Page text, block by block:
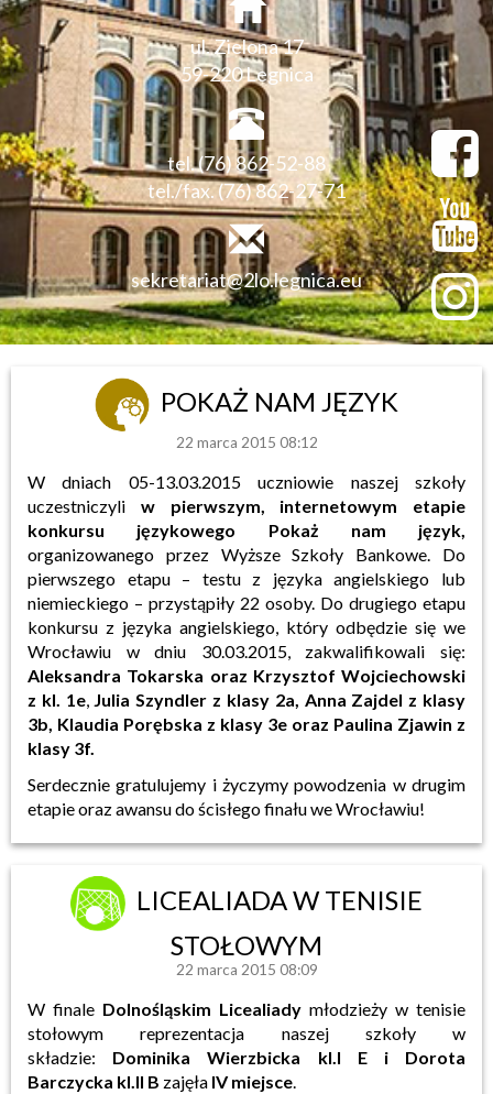
ul. Zielona 17
59-220 Legnica
tel. (76) 862-52-88
tel./fax. (76) 862-27-71
sekretariat@2lo.legnica.eu
POKAŻ NAM JĘZYK
22 marca 2015 08:12
W dniach 05-13.03.2015 uczniowie naszej szkoły
uczestniczyli w pierwszym, internetowym etapie
konkursu językowego Pokaż nam język,
organizowanego przez Wyższe Szkoły Bankowe. Do
pierwszego etapu – testu z języka angielskiego lub
niemieckiego – przystąpiły 22 osoby. Do drugiego etapu
konkursu z języka angielskiego, który odbędzie się we
Wrocławiu w dniu 30.03.2015, zakwalifikowali się:
Aleksandra Tokarska oraz Krzysztof Wojciechowski
z kl. 1e, Julia Szyndler z klasy 2a, Anna Zajdel z klasy
3b, Klaudia Porębska z klasy 3e oraz Paulina Zjawin z
klasy 3f.
Serdecznie gratulujemy i życzymy powodzenia w drugim
etapie oraz awansu do ścisłego finału we Wrocławiu!
LICEALIADA W TENISIE
STOŁOWYM
22 marca 2015 08:09
W finale Dolnośląskim Licealiady młodzieży w tenisie
stołowym reprezentacja naszej szkoły w
składzie: Dominika Wierzbicka kl.I E i Dorota
Barczycka kl.II B zajęła IV miejsce.